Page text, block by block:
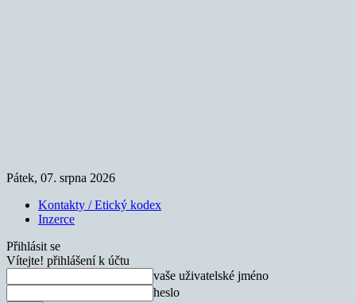
Pátek, 07. srpna 2026
Kontakty / Etický kodex
Inzerce
Přihlásit se
Vítejte! přihlášení k účtu
vaše uživatelské jméno
heslo